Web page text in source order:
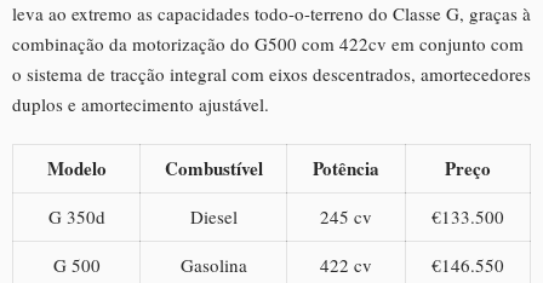
leva ao extremo as capacidades todo-o-terreno do Classe G, graças à
combinação da motorização do G500 com 422cv em conjunto com
o sistema de tracção integral com eixos descentrados, amortecedores
duplos e amortecimento ajustável.
Modelo Combustível Potência Preço
G 350d Diesel 245 cv
€133.500
G 500
Gasolina 422 cv
€146.550